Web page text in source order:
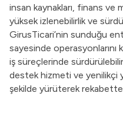
insan kaynakları, finans ve
yüksek izlenebilirlik ve
GirusTicari’nin sunduğu
sayesinde
iş süreçlerinde
destek hizmeti ve yenilikçi
şekilde yürüterek rekabette